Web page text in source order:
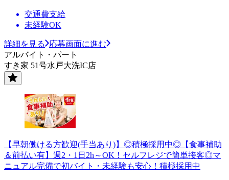
交通費支給
未経験OK
詳細を見る
応募画面に進む
アルバイト・パート
すき家 51号水戸大洗IC店
【早朝働ける方歓迎(手当あり)】◎積極採用中◎【食事補助
＆前払い有】週2・1日2h～OK！セルフレジで簡単接客◎マ
ニュアル完備で初バイト・未経験も安心！積極採用中